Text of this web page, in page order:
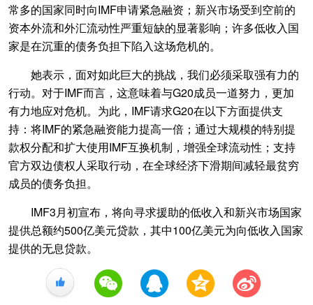
常多的国家同时向IMF申请紧急融资；新兴市场受到空前的
资本外流和外汇流动性严重短缺的显著影响；许多低收入国
家是在沉重的债务负担下陷入这场危机的。
她表示，面对如此巨大的挑战，我们必须采取强有力的
行动。对于IMF而言，这意味着与G20成员一道努力，更加
有力地应对危机。为此，IMF请求G20在以下方面提供支
持：将IMF的紧急融资能力提高一倍；通过大规模的特别提
款权分配和扩大使用IMF互换机制，增强全球流动性；支持
官方双边债权人采取行动，在全球经济下滑期间减轻最贫穷
成员的债务负担。
IMF3月初宣布，将向寻求援助的低收入和新兴市场国家
提供总额约500亿美元贷款，其中100亿美元为向低收入国家
提供的无息贷款。
+1